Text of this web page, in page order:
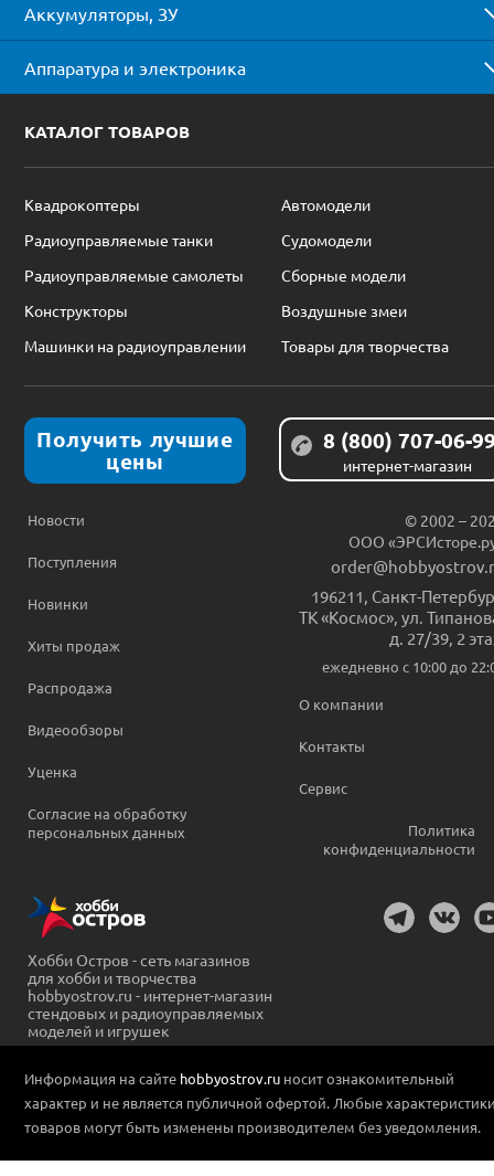
Аккумуляторы, ЗУ
Аппаратура и электроника
КАТАЛОГ ТОВАРОВ
Квадрокоптеры
Автомодели
Радиоуправляемые танки
Судомодели
Радиоуправляемые самолеты
Сборные модели
Конструкторы
Воздушные змеи
Машинки на радиоуправлении
Товары для творчества
Получить лучшие
цены
8 (800) 707-06-
интернет-магазин
Новости
Поступления
Новинки
Хиты продаж
Распродажа
Видеообзоры
Уценка
Согласие на обработку
персональных данных
© 2002 –
ООО
196211 Санкт-
ТК «Космос», ул.
д. 27/39, 2
ежедневно c 10:00 до
О компании
Контакты
Сервис
Политика
конфиденциальности
Хобби Остров - сеть магазинов
для хобби и творчества
hobbyostrov.ru - интернет-магазин
стендовых и радиоуправляемых
моделей и игрушек
Информация на сайте hobbyostrov.ru носит ознакомительный
характер и не является публичной офертой. Любые
товаров могут быть изменены производителем без уведомления.